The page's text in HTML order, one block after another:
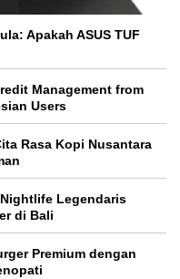
Apakah ASUS TUF
Management from
Users
Rasa Kopi Nusantara
Legendaris
di Bali
Premium dengan